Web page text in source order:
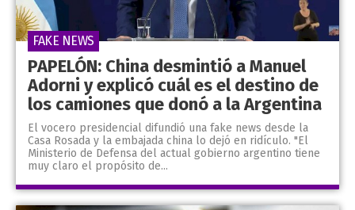
PAPELÓN: China desmintió a Manuel
Adorni y explicó cuál es el destino de
los camiones que donó a la Argentina
El vocero presidencial difundió una fake news desde la
Casa Rosada y la embajada china lo dejó en ridículo. "El
Ministerio de Defensa del actual gobierno argentino tiene
muy claro el propósito de...
FAKE NEWS